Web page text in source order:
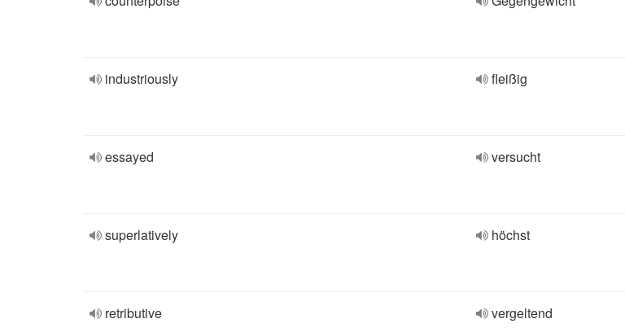
industriously fleißig
essayed versucht
superlatively höchst
retributive vergeltend